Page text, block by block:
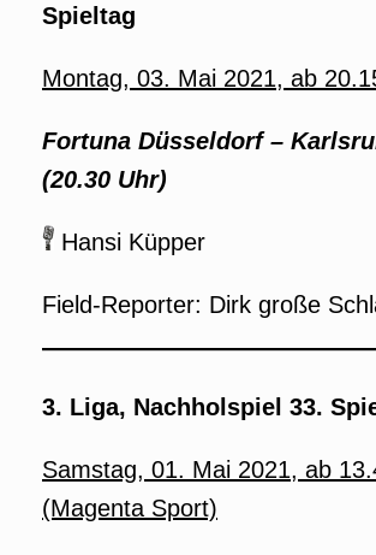
Spieltag
Montag, 03. Mai 2021, ab
Fortuna Düsseldorf –
(20.30 Uhr)
Hansi Küpper
Field-Reporter: Dirk große
3. Liga, Nachholspiel 33.
Samstag, 01. Mai 2021, ab
(Magenta Sport)